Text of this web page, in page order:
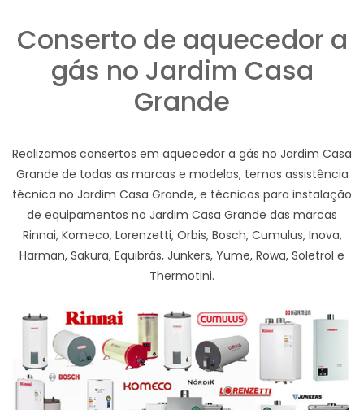
Conserto de aquecedor a
gás no Jardim Casa
Grande
Realizamos consertos em aquecedor a gás no Jardim Casa
Grande de todas as marcas e modelos, temos assistência
técnica no Jardim Casa Grande, e técnicos para instalação
de equipamentos no Jardim Casa Grande das marcas
Rinnai, Komeco, Lorenzetti, Orbis, Bosch, Cumulus, Inova,
Harman, Sakura, Equibrás, Junkers, Yume, Rowa, Soletrol e
Thermotini.